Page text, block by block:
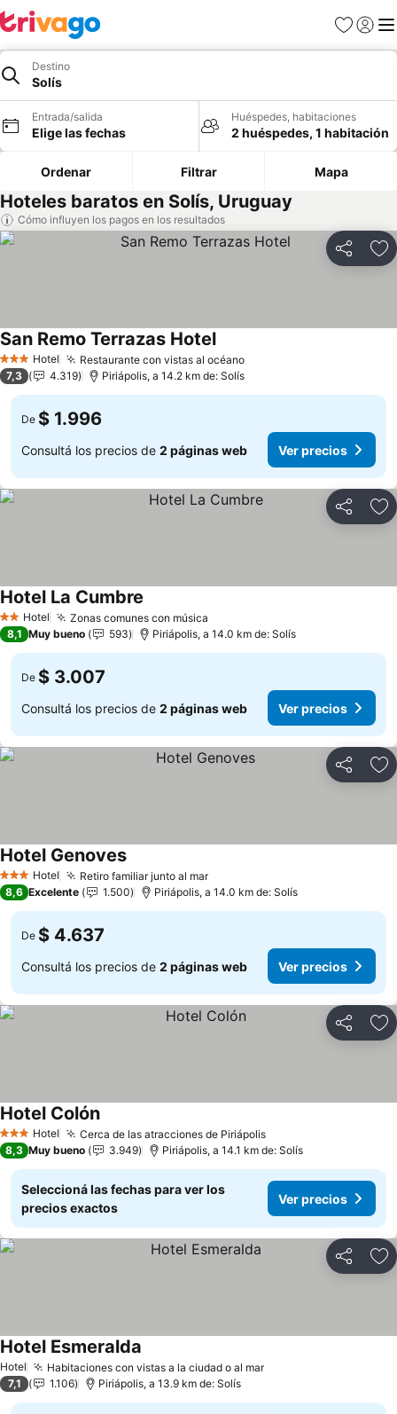
Favoritos
Iniciar
Destino
Solís
Entrada/salida
Elige las fechas
Huéspedes, habitaciones
2 huéspedes, 1 habitación
Ordenar Filtrar Mapa
Hoteles baratos en Solís, Uruguay
Cómo influyen los pagos en los resultados
Compartir
3 Estrellas
Hotel Restaurante con vistas al océano
San Remo Terrazas Hotel
7,3 4.319 Piriápolis, a 14.2 km de: Solís
De $ 1.996
Consultá los precios de 2 páginas web Ver precios
Compartir
2 Estrellas
Hotel Zonas comunes con música
Hotel La Cumbre
8,1 Muy bueno 593 Piriápolis, a 14.0 km de: Solís
De $ 3.007
Consultá los precios de 2 páginas web Ver precios
Compartir
3 Estrellas
Hotel Retiro familiar junto al mar
Hotel Genoves
8,6 Excelente 1.500 Piriápolis, a 14.0 km de: Solís
De $ 4.637
Consultá los precios de 2 páginas web Ver precios
Compartir
3 Estrellas
Hotel Cerca de las atracciones de Piriápolis
Hotel Colón
8,3 Muy bueno 3.949 Piriápolis, a 14.1 km de: Solís
Seleccioná las fechas para ver los
precios exactos
Ver precios
Compartir
Hotel Habitaciones con vistas a la ciudad o al mar
Hotel Esmeralda
7,1 1.106 Piriápolis, a 13.9 km de: Solís